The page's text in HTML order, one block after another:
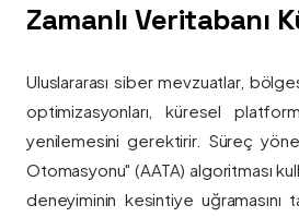
Zamanlı Veritabanı
Uluslararası siber mevzuatlar,
optimizasyonları, küresel
yenilemesini gerektirir. Süreç
Otomasyonu" (AATA) algoritması
deneyiminin kesintiye